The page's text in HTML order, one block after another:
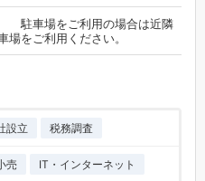
駐車場をご利用の場合は近隣
場をご利用ください。
設立 税務調査
売
IT・インターネット